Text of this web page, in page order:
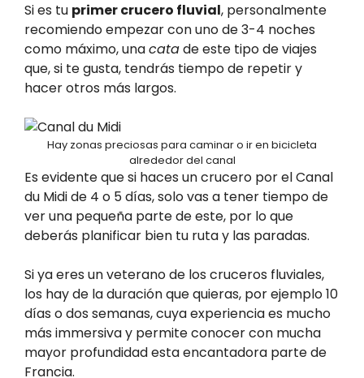
Si es tu primer crucero fluvial, personalmente
recomiendo empezar con uno de 3-4 noches
como máximo, unacatade este tipo de viajes
que, si te gusta, tendrás tiempo de repetir y
hacer otros más largos.
Hay zonas preciosas para caminar o ir en bicicleta
alrededor del canal
Es evidente que si haces un crucero por el Canal
du Midi de 4 o 5 días, solo vas a tener tiempo de
ver una pequeña parte de este, por lo que
deberás planificar bien tu ruta y las paradas.
Si ya eres un veterano de los cruceros fluviales,
los hay de la duración que quieras, por ejemplo 10
días o dos semanas, cuya experiencia es mucho
más immersiva y permite conocer con mucha
mayor profundidad esta encantadora parte de
Francia.